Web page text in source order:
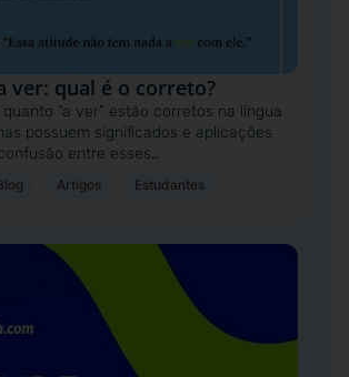
ver: qual é o correto?
quanto “a ver” estão corretos na língua
possuem significados e aplicações
entre esses…
Artigos Estudantes